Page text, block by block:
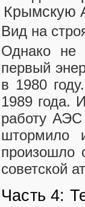
Вид на
Однако не
первый
в 1980
1989 года.
работу АЭС
штормило
произошло
советской
Часть 4: